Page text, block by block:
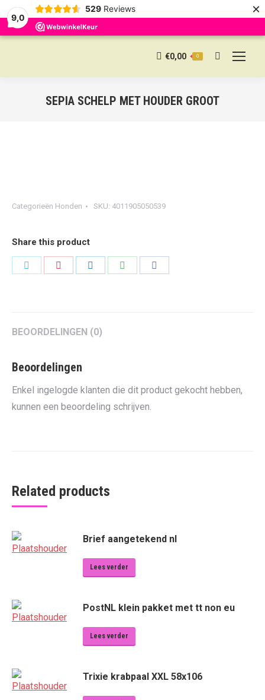
9,0
529 Reviews ×
€0,00 0 Search:
SEPIA SCHELP MET HOUDER GROOT
Categorieën Honden SKU: 4011905050539
Share this product
BEOORDELINGEN (0)
Beoordelingen
Enkel ingelogde klanten die dit product gekocht hebben,
kunnen een beoordeling schrijven.
Related products
Brief aangetekend nl
Lees verder
PostNL klein pakket met tt non eu
Lees verder
Trixie krabpaal XXL 58x106